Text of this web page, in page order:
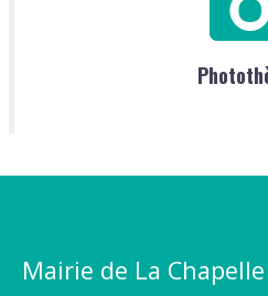
Mairie de La